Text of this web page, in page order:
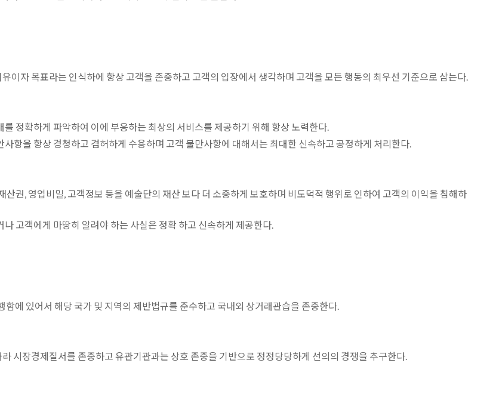
이자 목표라는 인식하에 항상 고객을 존중하고 고객의 입장에서 생각하며 고객을 모든 행동의 최우선 기준으로 삼는다.
정확하게 파악하여 이에 부응하는 최상의 서비스를 제공하기 위해 항상 노력한다.
항을 항상 경청하고 겸허하게 수용하며 고객 불만사항에 대해서는 최대한 신속하고 공정하게 처리한다.
산권, 영업비밀, 고객정보 등을 예술단의 재산 보다 더 소중하게 보호하며 비도덕적 행위로 인하여 고객의 이익을 침해하
고객에게 마땅히 알려야 하는 사실은 정확 하고 신속하게 제공한다.
함에 있어서 해당 국가 및 지역의 제반법규를 준수하고 국내외 상거래관습을 존중한다.
라 시장경제질서를 존중하고 유관기관과는 상호 존중을 기반으로 정정당당하게 선의의 경쟁을 추구한다.